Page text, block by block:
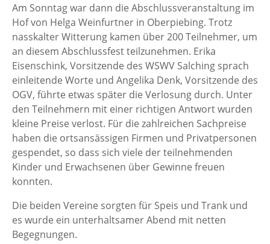
Am Sonntag war dann die Abschlussveranstaltung im
Hof von Helga Weinfurtner in Oberpiebing. Trotz
nasskalter Witterung kamen über 200 Teilnehmer, um
an diesem Abschlussfest teilzunehmen. Erika
Eisenschink, Vorsitzende des WSWV Salching sprach
einleitende Worte und Angelika Denk, Vorsitzende des
OGV, führte etwas später die Verlosung durch. Unter
den Teilnehmern mit einer richtigen Antwort wurden
kleine Preise verlost. Für die zahlreichen Sachpreise
haben die ortsansässigen Firmen und Privatpersonen
gespendet, so dass sich viele der teilnehmenden
Kinder und Erwachsenen über Gewinne freuen
konnten.
Die beiden Vereine sorgten für Speis und Trank und
es wurde ein unterhaltsamer Abend mit netten
Begegnungen.